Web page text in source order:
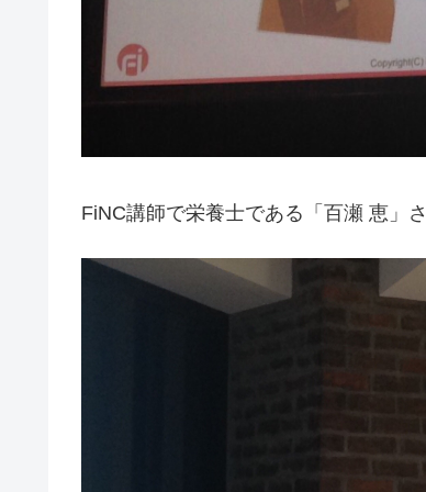
FiNC講師で栄養士である「百瀬 恵」